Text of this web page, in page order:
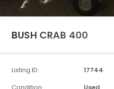
BUSH CRAB 400
Listing ID:
17744